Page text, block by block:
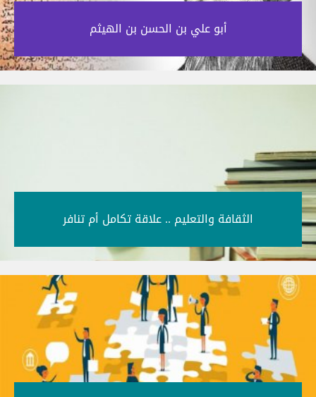
أبو علي بن الحسن بن الهيثم‎
الثقافة والتعليم .. علاقة تكامل أم تنافر‎